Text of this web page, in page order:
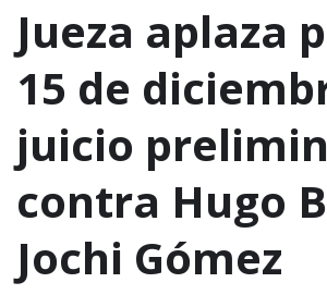
Jueza aplaza
15 de
juicio
contra Hugo
Jochi Gómez